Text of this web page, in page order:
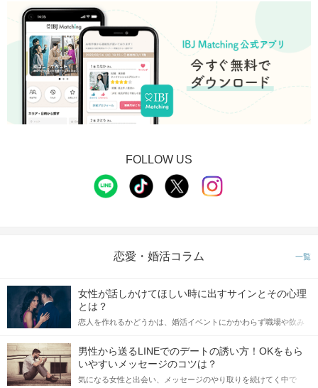
FOLLOW US
恋愛・婚活コラム 一覧
女性が話しかけてほしい時に出すサインとその心理
とは？
恋人を作れるかどうかは、婚活イベントにかかわらず職場や飲み
てアプローチできるかにも左右されます。 これから恋人作りを本
格的に始めようとしている方は、女性が異性を求めて出すサイン
をしっかりと理解し、正しい行動に移せるかどうかが重要。 この
記事では、女性が話しかけて欲しい時に出すサインとその心理を
男性から送るLINEでのデートの誘い方！OKをもら
いやすいメッセージのコツは？
気になる女性と出会い、メッセージのやり取りを続けてく中で